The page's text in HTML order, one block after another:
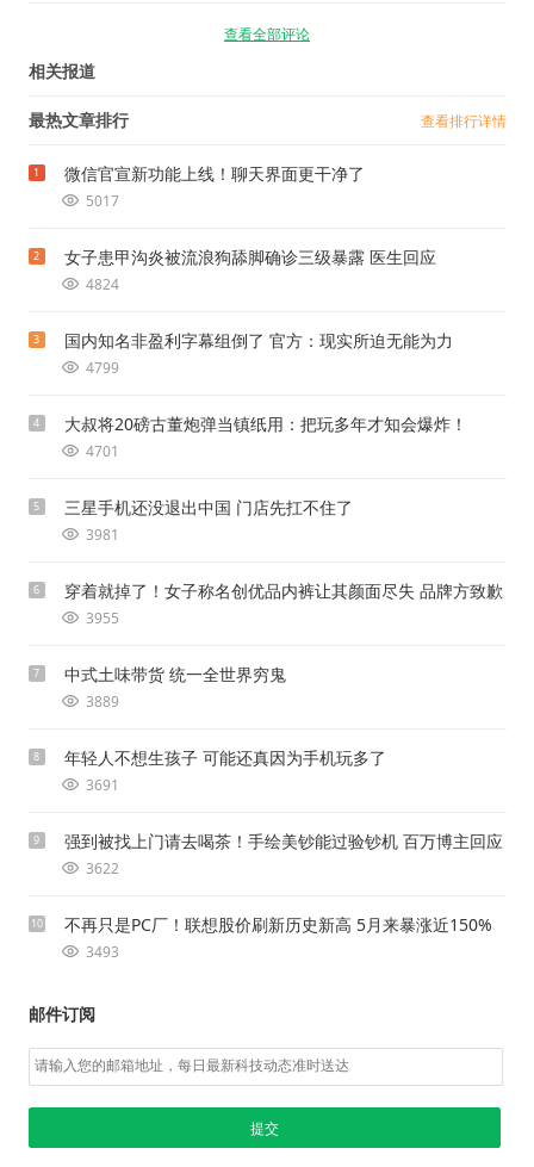
查看全部评论
相关报道
最热文章排行 查看排行详情
1 微信官宣新功能上线！聊天界面更干净了
5017
2 女子患甲沟炎被流浪狗舔脚确诊三级暴露 医生回应
4824
3 国内知名非盈利字幕组倒了 官方：现实所迫无能为力
4799
4 大叔将20磅古董炮弹当镇纸用：把玩多年才知会爆炸！
4701
5 三星手机还没退出中国 门店先扛不住了
3981
6 穿着就掉了！女子称名创优品内裤让其颜面尽失 品牌方致歉
3955
7 中式土味带货 统一全世界穷鬼
3889
8 年轻人不想生孩子 可能还真因为手机玩多了
3691
9 强到被找上门请去喝茶！手绘美钞能过验钞机 百万博主回应
3622
10 不再只是PC厂！联想股价刷新历史新高 5月来暴涨近150%
3493
邮件订阅